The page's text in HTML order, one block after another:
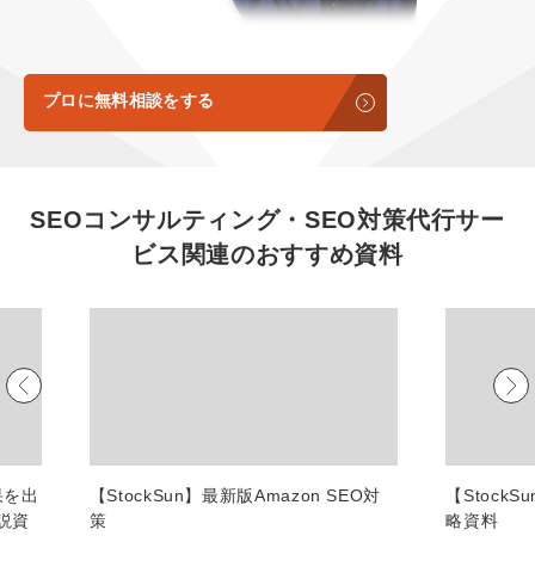
動画ディレクター
マーケマネージャー
内部監査室長
募集要項一覧
プロに無料相談をする
SEOコンサルティング・SEO対策代行サー
ビス 関連のおすすめ資料
出
資
【StockSun】最新版Amazon SEO対
策
【
略資料